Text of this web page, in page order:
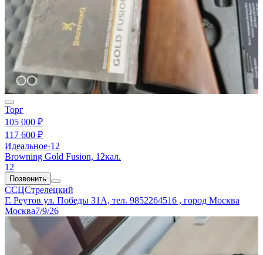
Торг
105 000 ₽
117 600 ₽
Идеальное·12
Browning Gold Fusion, 12кал.
12
Позвонить
ССЦСтрелецкий
Г. Реутов ул. Победы 31А, тел. 9852264516 , город Москва
Москва7/9/26